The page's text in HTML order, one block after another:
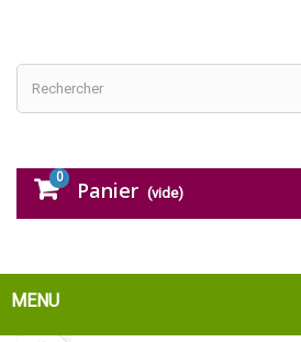
Panier
0
(vide)
MENU